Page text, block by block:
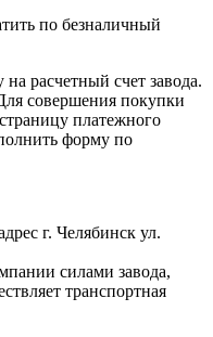
по безналичный
расчетный счет завода.
совершения покупки
платежного
форму по
г. Челябинск ул.
силами завода,
транспортная